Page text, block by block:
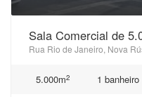
Sala Comercial de
Rua Rio de Janeiro, Nova
5.000m2 1 banheiro